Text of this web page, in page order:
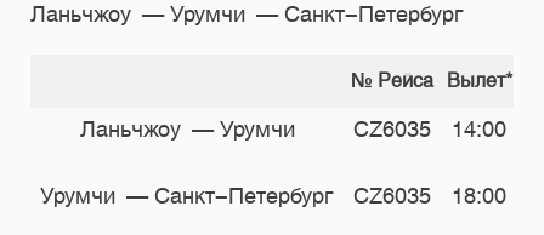
Ланьчжоу — Урумчи — Санкт-Петербург
№ Рейса Вылет*
Ланьчжоу — Урумчи CZ6035 14:00
Урумчи — Санкт-Петербург CZ6035 18:00